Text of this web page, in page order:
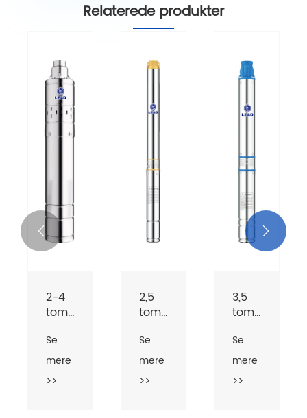
Relaterede produkter
2-4
tommer
serie
Skrue
nedsænket
Se
mere
>>
2,5
tommer
brøndpumpe
Se
mere
>>
3,5
tommer
dyb
brøndpumpe
Se
mere
>>
 